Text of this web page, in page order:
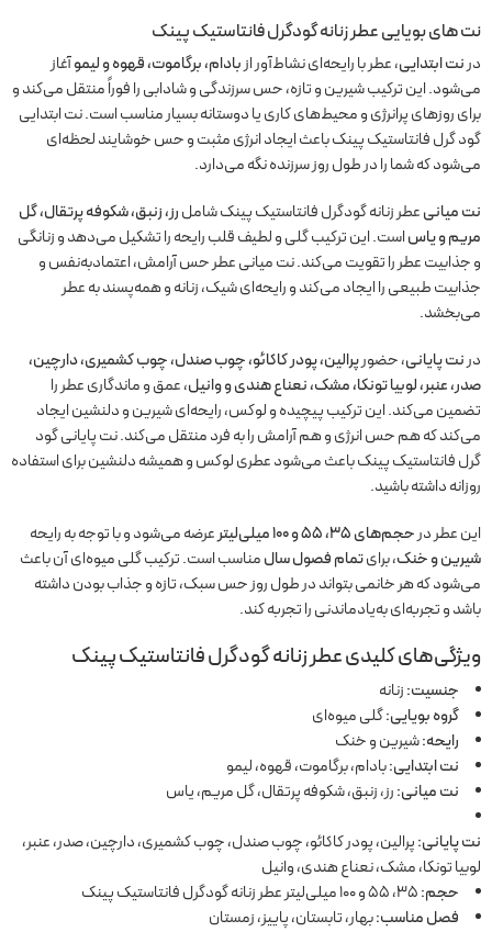
نت های بویایی عطر زنانه گودگرل فانتاستیک پینک
درنت ابتدایی، عطر با رایحه‌ای نشاط‌آور ازبادام، برگاموت، قهوه و لیموآغاز
می‌شود. این ترکیب شیرین و تازه، حس سرزندگی و شادابی را فوراً منتقل می‌کند و
برای روزهای پرانرژی و محیط‌های کاری یا دوستانه بسیار مناسب است. نت ابتدایی
گود گرل فانتاستیک پینک باعث ایجاد انرژی مثبت و حس خوشایند لحظه‌ای
می‌شود که شما را در طول روز سرزنده نگه می‌دارد.
نت میانیعطر زنانه گودگرل فانتاستیک پینک شاملرز، زنبق، شکوفه پرتقال، گل
مریم و یاساست. این ترکیب گلی و لطیف قلب رایحه را تشکیل می‌دهد و زنانگی
و جذابیت عطر را تقویت می‌کند. نت میانی عطر حس آرامش، اعتمادبه‌نفس و
جذابیت طبیعی را ایجاد می‌کند و رایحه‌ای شیک، زنانه و همه‌پسند به عطر
می‌بخشد.
درنت پایانی، حضورپرالین، پودر کاکائو، چوب صندل، چوب کشمیری، دارچین،
صدر، عنبر، لوبیا تونکا، مشک، نعناع هندی و وانیل، عمق و ماندگاری عطر را
تضمین می‌کند. این ترکیب پیچیده و لوکس، رایحه‌ای شیرین و دلنشین ایجاد
می‌کند که هم حس انرژی و هم آرامش را به فرد منتقل می‌کند. نت پایانی گود
گرل فانتاستیک پینک باعث می‌شود عطری لوکس و همیشه دلنشین برای استفاده
روزانه داشته باشید.
این عطر درحجم‌های 35، 55 و 100 میلی‌لیتر
عرضه می‌شود و با توجه به رایحه
شیرین و خنک، برایتمام فصول سالمناسب است. ترکیب گلی میوه‌ای آن باعث
می‌شود که هر خانمی بتواند در طول روز حس سبک، تازه و جذاب بودن داشته
باشد و تجربه‌ای به‌یادماندنی را تجربه کند.
ویژگی‌های کلیدی عطر زنانه گودگرل فانتاستیک پینک
جنسیت:زنانه
گروه بویایی:گلی میوه‌ای
رایحه:شیرین و خنک
نت ابتدایی:بادام، برگاموت، قهوه، لیمو
نت میانی:رز، زنبق، شکوفه پرتقال، گل مریم، یاس
نت پایانی:پرالین، پودر کاکائو، چوب صندل، چوب کشمیری، دارچین، صدر، عنبر،
لوبیا تونکا، مشک، نعناع هندی، وانیل
حجم:
فصل مناسب:بهار، تابستان، پاییز، زمستان